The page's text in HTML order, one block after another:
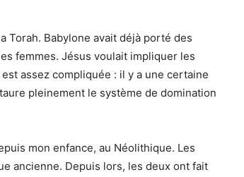
Torah. Babylone avait déjà porté des
femmes. Jésus voulait impliquer les
assez compliquée : il y a une certaine
pleinement le système de domination
mon enfance, au Néolithique. Les
ancienne. Depuis lors, les deux ont fait